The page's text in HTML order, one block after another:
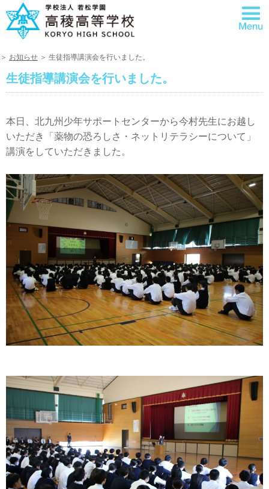
＞ お知らせ ＞ 生徒指導講演会を行いました。
生徒指導講演会を行いました。
本日、北九州少年サポートセンターから今村先生にお越し
いただき「薬物の恐ろしさ・ネットリテラシーについて」
講演をしていただきました。